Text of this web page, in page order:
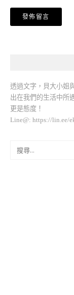
透過文字，貝大小姐
出在我們的生活中所
更是態度
Line@: https://lin.ee/